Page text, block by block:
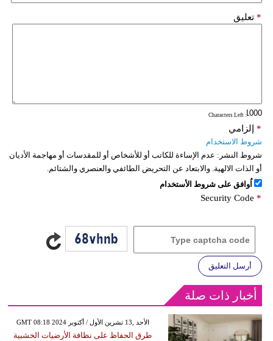
تعليق *
: Characters Left
إلزامي *
شروط الاستخدام
شروط النشر: عدم الإساءة للكاتب أو للأشخاص أو للمقدسات أو مهاجمة الأديان
أو الذات الالهية. والابتعاد عن التحريض الطائفي والعنصري والشتائم.
اُوافق على شروط الأستخدام
Security Code *
أرسل التعليق
أخبار ذات صلة
GMT 08:18 2024 الأحد ,13 تشرين الأول / أكتوبر
طرق الحفاظ على نظافة الأرضيات الخشبية